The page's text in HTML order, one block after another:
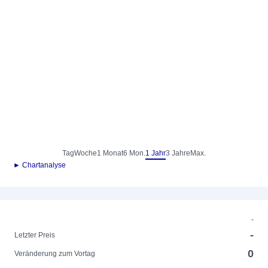
TagWoche1 Monat6 Mon.1 Jahr3 Jahre Max.
► Chartanalyse
-
Letzter Preis
-
Veränderung zum Vortag 0